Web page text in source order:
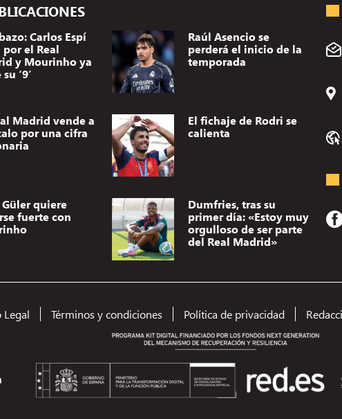
(no)
Carlos Espí
el Real
y Mourinho ya
‘9’
Raúl Asencio se
perderá el inicio de la
temporada
Madrid vende a
por una cifra
El fichaje de Rodri se
calienta
quiere
fuerte con
Dumfries, tras su
primer día: «Estoy muy
orgulloso de ser parte
del Real Madrid»
Legal Términos y condiciones Política de privacidad